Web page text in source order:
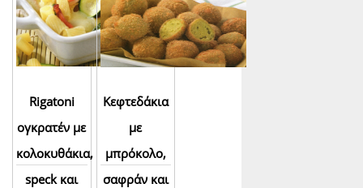
Rigatoni
ογκρατέν με
κολοκυθάκια,
speck και
Κεφτεδάκια
με
μπρόκολο,
σαφράν και